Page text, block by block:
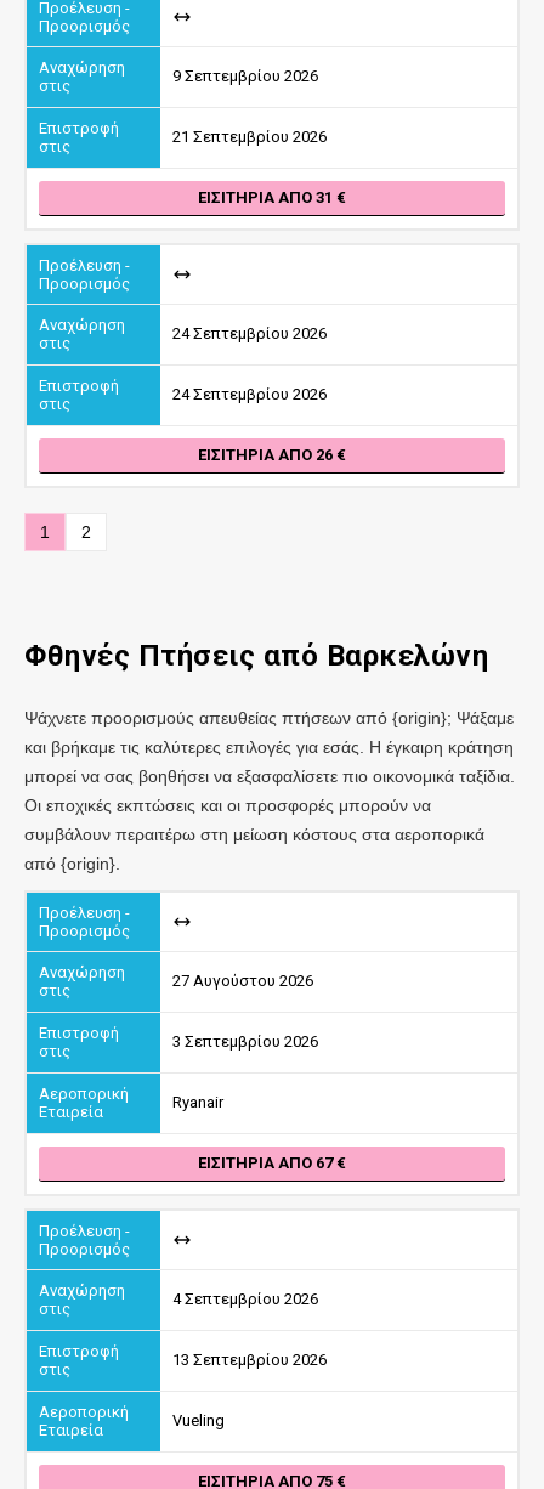
9 Σεπτεμβρίου 2026
21 Σεπτεμβρίου 2026
ΕΙΣΙΤΉΡΙΑ ΑΠΌ 31
24 Σεπτεμβρίου 2026
24 Σεπτεμβρίου 2026
ΕΙΣΙΤΉΡΙΑ ΑΠΌ 26
1 2
Φθηνές Πτήσεις από Βαρκελώνη
Ψάχνετε προορισμούς απευθείας πτήσεων από {origin}; Ψάξαμε
και βρήκαμε τις καλύτερες επιλογές για εσάς. Η έγκαιρη κράτηση
μπορεί να σας βοηθήσει να εξασφαλίσετε πιο οικονομικά ταξίδια.
Οι εποχικές εκπτώσεις και οι προσφορές μπορούν να
συμβάλουν περαιτέρω στη μείωση κόστους στα αεροπορικά
από {origin}.
27 Αυγούστου 2026
3 Σεπτεμβρίου 2026
Ryanair
ΕΙΣΙΤΉΡΙΑ ΑΠΌ 67
4 Σεπτεμβρίου 2026
13 Σεπτεμβρίου 2026
Vueling
ΕΙΣΙΤΉΡΙΑ ΑΠΌ 75